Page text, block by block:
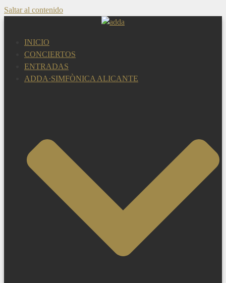
Saltar al contenido
INICIO
CONCIERTOS
ENTRADAS
ADDA·SIMFÒNICA ALICANTE